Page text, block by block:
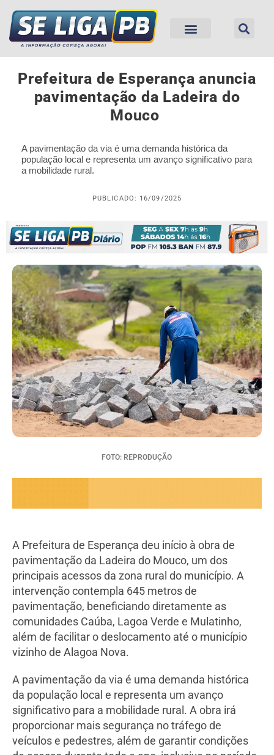
Prefeitura de Esperança anuncia
pavimentação da Ladeira do
Mouco
A pavimentação da via é uma demanda histórica da
população local e representa um avanço significativo para
a mobilidade rural.
PUBLICADO: 16/09/2025
FOTO: REPRODUÇÃO
A Prefeitura de Esperança deu início à obra de
pavimentação da Ladeira do Mouco, um dos
principais acessos da zona rural do município. A
intervenção contempla 645 metros de
pavimentação, beneficiando diretamente as
comunidades Caúba, Lagoa Verde e Mulatinho,
além de facilitar o deslocamento até o município
vizinho de Alagoa Nova.
A pavimentação da via é uma demanda histórica
da população local e representa um avanço
significativo para a mobilidade rural. A obra irá
proporcionar mais segurança no tráfego de
veículos e pedestres, além de garantir condições